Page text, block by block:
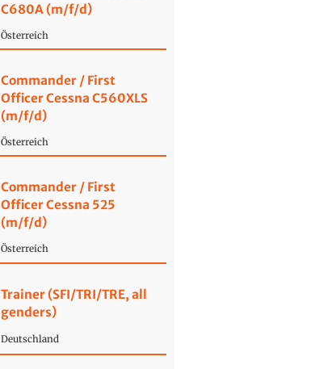
C680A (m/f/d)
Österreich
Commander / First
Officer Cessna C560XLS
(m/f/d)
Österreich
Commander / First
Officer Cessna 525
(m/f/d)
Österreich
Trainer (SFI/TRI/TRE, all
genders)
Deutschland